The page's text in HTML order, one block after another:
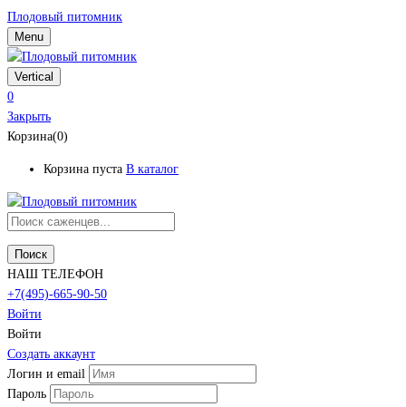
Плодовый питомник
Menu
Vertical
0
Закрыть
Корзина(0)
Корзина пуста В каталог
Поиск
НАШ ТЕЛЕФОН
+7(495)-665-90-50
Войти
Войти
Создать аккаунт
Логин и email
Пароль